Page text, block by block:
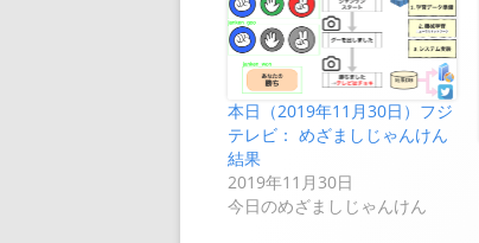
本日（2019年11月30日）フジ
テレビ： めざましじゃんけん
結果
2019年11月30日
今日のめざましじゃんけん